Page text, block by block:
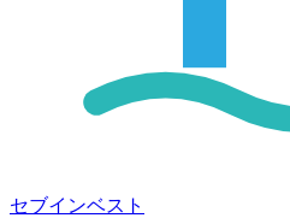
セブインベスト